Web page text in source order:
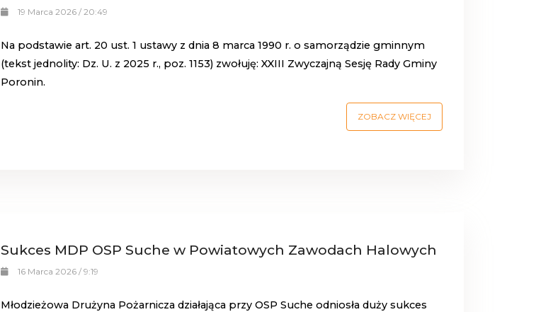
19 Marca 2026 / 20:49
Na podstawie art. 20 ust. 1 ustawy z dnia 8 marca 1990 r. o samorządzie gminnym
(tekst jednolity: Dz. U. z 2025 r., poz. 1153) zwołuję: XXIII Zwyczajną Sesję Rady Gminy
Poronin.
ZOBACZ WIĘCEJ
Sukces MDP OSP Suche w Powiatowych Zawodach Halowych
16 Marca 2026 / 9:19
Młodzieżowa Drużyna Pożarnicza działająca przy OSP Suche odniosła duży sukces